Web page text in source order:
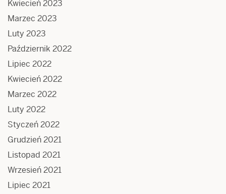
Kwiecień 2023
Marzec 2023
Luty 2023
Październik 2022
Lipiec 2022
Kwiecień 2022
Marzec 2022
Luty 2022
Styczeń 2022
Grudzień 2021
Listopad 2021
Wrzesień 2021
Lipiec 2021